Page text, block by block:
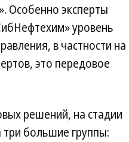
Особенно эксперты
уровень
в частности на
это передовое
решений, на стадии
три большие группы: